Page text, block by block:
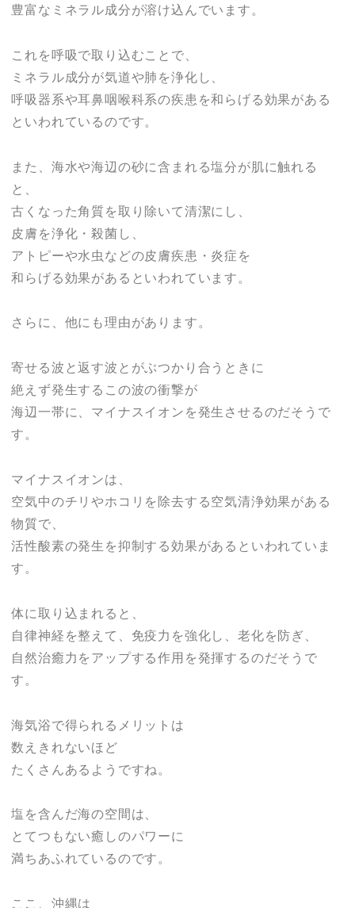
豊富なミネラル成分が溶け込んでいます。
これを呼吸で取り込むことで、
ミネラル成分が気道や肺を浄化し、
呼吸器系や耳鼻咽喉科系の疾患を和らげる効果がある
といわれているのです。
また、海水や海辺の砂に含まれる塩分が肌に触れる
と、
古くなった角質を取り除いて清潔にし、
皮膚を浄化・殺菌し、
アトピーや水虫などの皮膚疾患・炎症を
和らげる効果があるといわれています。
さらに、他にも理由があります。
寄せる波と返す波とがぶつかり合うときに
絶えず発生するこの波の衝撃が
海辺一帯に、マイナスイオンを発生させるのだそうで
す。
マイナスイオンは、
空気中のチリやホコリを除去する空気清浄効果がある
物質で、
活性酸素の発生を抑制する効果があるといわれていま
す。
体に取り込まれると、
自律神経を整えて、免疫力を強化し、老化を防ぎ、
自然治癒力をアップする作用を発揮するのだそうで
す。
海気浴で得られるメリットは
数えきれないほど
たくさんあるようですね。
塩を含んだ海の空間は、
とてつもない癒しのパワーに
満ちあふれているのです。
ここ、沖縄は